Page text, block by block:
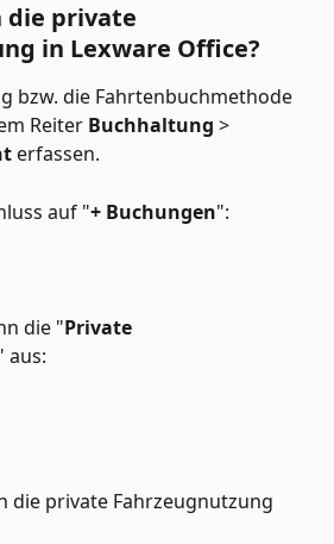
die private
in Lexware Office?
bzw. die Fahrtenbuchmethode
Reiter Buchhaltung >
erfassen.
auf "+ Buchungen":
die "Private
aus:
die private Fahrzeugnutzung